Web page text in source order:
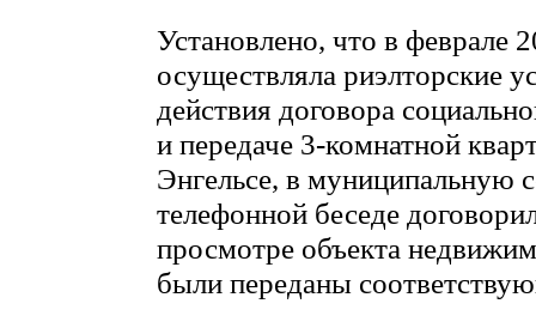
Установлено, что в феврале
осуществляла риэлторские
действия договора
и передаче 3-комнатной
Энгельсе, в муниципальную
телефонной беседе
просмотре объекта
были переданы